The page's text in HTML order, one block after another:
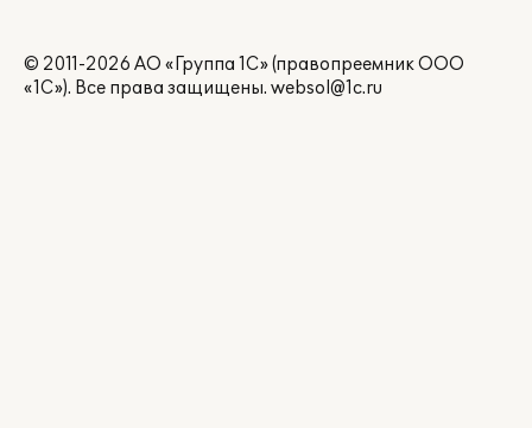
© 2011-2026 АО «Группа 1С» (правопреемник ООО
«1С»). Все права защищены. websol@1c.ru